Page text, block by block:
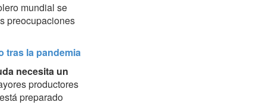
mundial se
preocupaciones
tras la pandemia
necesita un
productores
preparado